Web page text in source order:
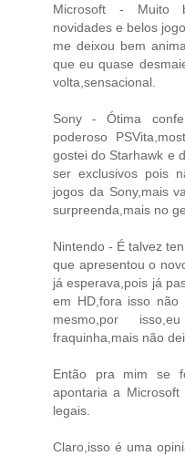
Microsoft - Muito
novidades e belos
me deixou bem
que eu quase
volta,sensacional.
Sony - Ótima
poderoso
gostei do Starhawk e
ser exclusivos pois
jogos da Sony,mais
surpreenda,mais no
Nintendo - É talvez
que apresentou o
já esperava,pois já
em HD,fora isso não
mesmo,por
fraquinha,mais não
Então pra mim se
apontaria a
legais.
Claro,isso é uma